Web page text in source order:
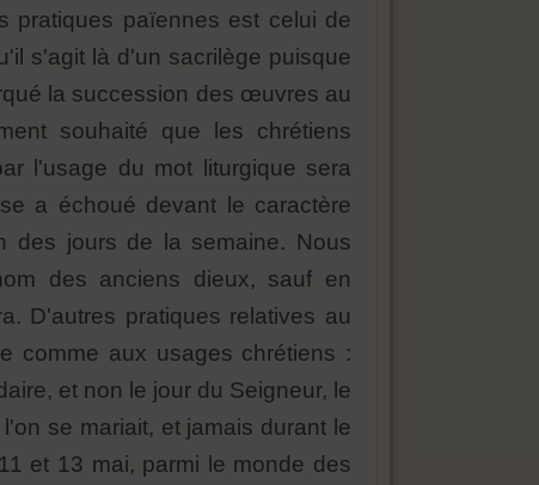
pratiques païennes est celui de
s'agit là d'un sacrilège puisque
la succession des œuvres au
souhaité que les chrétiens
l'usage du mot liturgique sera
a échoué devant le caractère
des jours de la semaine. Nous
des anciens dieux, sauf en
D'autres pratiques relatives au
comme aux usages chrétiens :
et non le jour du Seigneur, le
se mariait, et jamais durant le
et 13 mai, parmi le monde des